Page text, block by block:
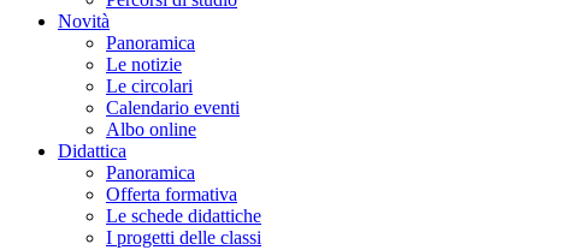
Novità
Panoramica
Le notizie
Le circolari
Calendario eventi
Albo online
Didattica
Panoramica
Offerta formativa
Le schede didattiche
I progetti delle classi